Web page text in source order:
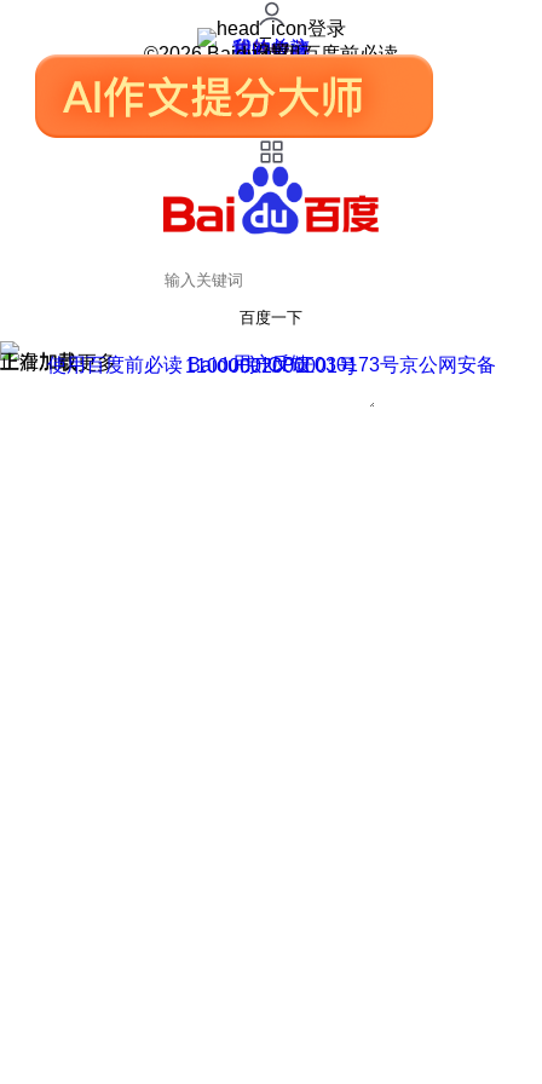
登录
我的关注
我的收藏
皮肤中心
用户反馈
设置
©2026 Baidu 使用百度前必读
百度一下
正在加载
上滑加载更多 用户反馈
使用百度前必读 Baidu 京ICP证030173号
京公网安备11000002000001号